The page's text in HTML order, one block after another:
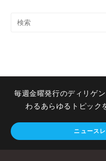
毎週金曜発行のディリゲ
わるあらゆるトピック
ニュース